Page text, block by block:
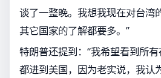
谈了一整晚。我想我现在对台湾
其它国家的了解都要多。”
特朗普还提到：“我希望看到所
都进到美国，因为老实说，我认